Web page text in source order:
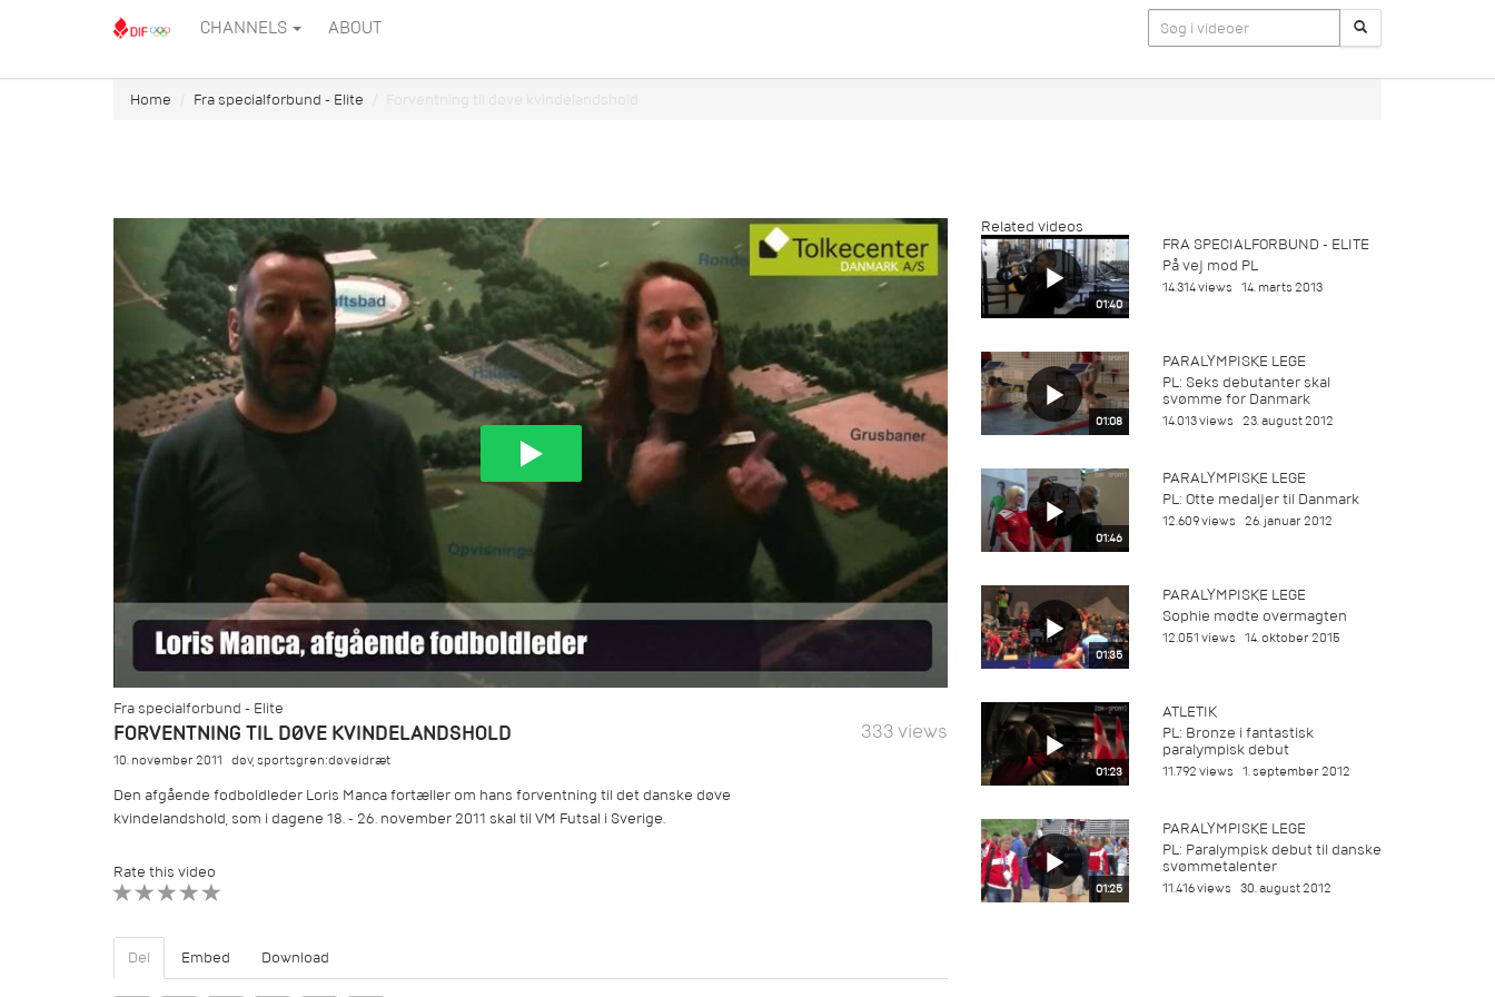
CHANNELS ABOUT
Home Fra specialforbund - Elite Forventning til døve kvindelandshold
Fra specialforbund - Elite
FORVENTNING TIL DØVE KVINDELANDSHOLD 333 views
10. november 2011 døv,sportsgren:døveidræt
Den afgående fodboldleder Loris Manca fortæller om hans forventning til det danske døve
kvindelandshold, som i dagene 18. - 26. november 2011 skal til VM Futsal i Sverige.
Rate this video
Del Embed Download
Related videos
01:40
FRA SPECIALFORBUND - ELITE
På vej mod PL
14.314 views 14. marts 2013
01:08
PARALYMPISKE LEGE
PL: Seks debutanter skal
svømme for Danmark
14.013 views 23. august 2012
01:46
PARALYMPISKE LEGE
PL: Otte medaljer til Danmark
12.609 views 26. januar 2012
01:35
PARALYMPISKE LEGE
Sophie mødte overmagten
12.051 views 14. oktober 2015
01:23
ATLETIK
PL: Bronze i fantastisk
paralympisk debut
11.792 views 1. september 2012
01:25
PARALYMPISKE LEGE
PL: Paralympisk debut til danske
svømmetalenter
11.416 views 30. august 2012